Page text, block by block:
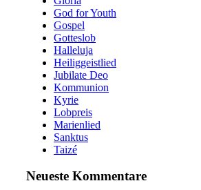
God for Youth
Gospel
Gotteslob
Halleluja
Heiliggeistlied
Jubilate Deo
Kommunion
Kyrie
Lobpreis
Marienlied
Sanktus
Taizé
Neueste Kommentare